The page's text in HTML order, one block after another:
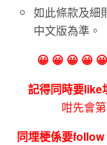
如此條款及細
中文版為準。
😀 😀 😀 😀
記得同時要like
咁先會
同埋梗係要follow